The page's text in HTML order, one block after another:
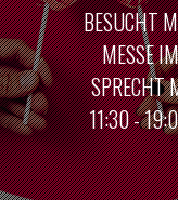
BESUCHT
MESSE
SPRECHT
11:30 -